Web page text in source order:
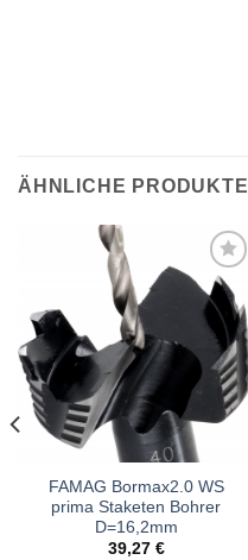
ÄHNLICHE PRODUKTE
Meine
Sägen
hinzufügen
FAMAG Bormax2.0 WS
prima Staketen Bohrer
D=16,2mm
39,27 €